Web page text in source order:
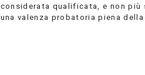
considerata qualificata, e non
una valenza probatoria piena della